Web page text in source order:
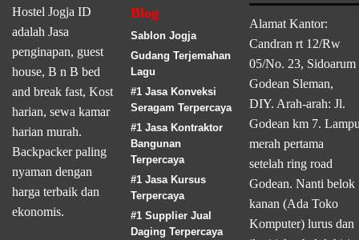
Hostel Jogja ID
adalah Jasa
penginapan, guest
house, B n B bed
and break fast, Kost
harian, sewa kamar
harian murah.
Backpacker paling
nyaman dengan
harga terbaik dan
ekonomis.
Blog
Sablon Jogja
Gudang Terjemahan
Lagu
#1 Jasa Konveksi
Seragam Terpercaya
#1 Jasa Kontraktor
Bangunan
Terpercaya
#1 Jasa Kursus
Terpercaya
#1 Supplier Jual
Daging Terpercaya
Alamat Kantor:
Candran rt 12/Rw
05/No. 23, Sidoarum
Godean Sleman,
DIY. Arah-arah: Jl.
Godean km 7.
merah pertama
setelah ring road
Godean. Nanti belok
kanan (Ada Toko
Komputer) lurus dan